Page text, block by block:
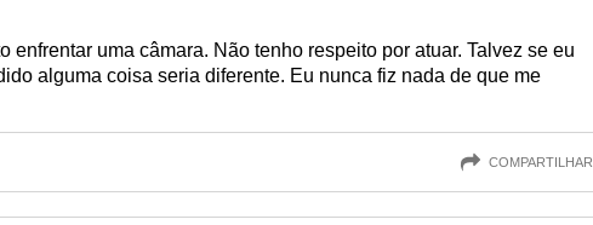
enfrentar uma câmara. Não tenho respeito por atuar. Talvez se eu
alguma coisa seria diferente. Eu nunca fiz nada de que me
COMPARTILHAR